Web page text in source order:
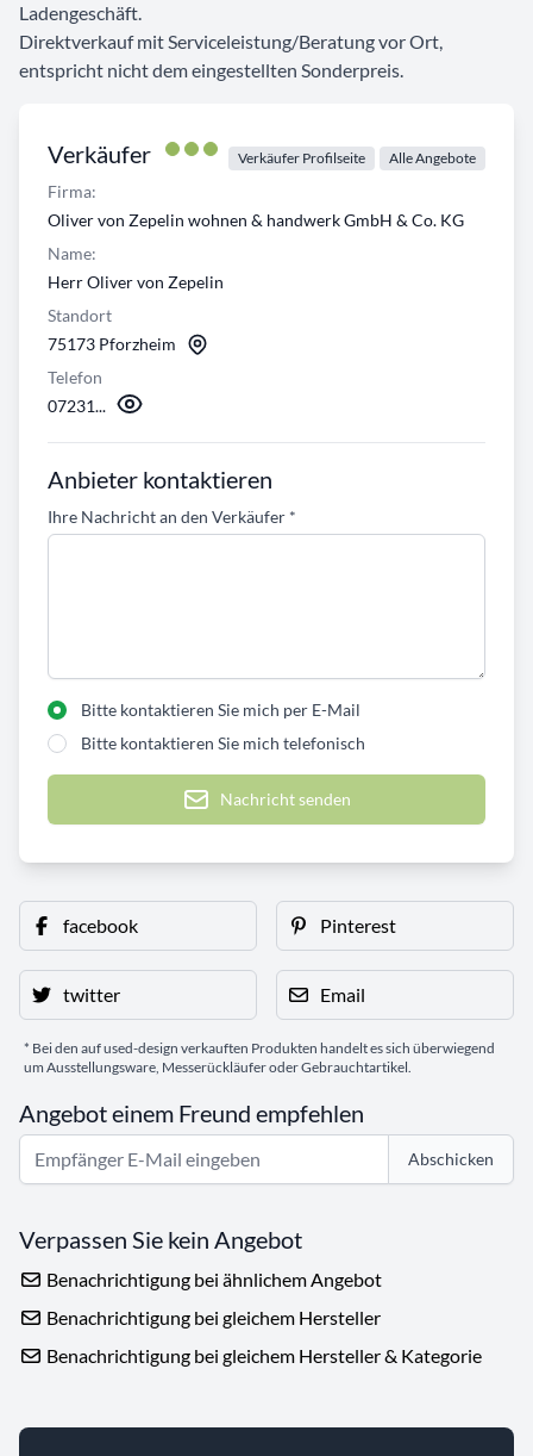
Verkäufer Verkäufer Profilseite Alle Angebote
Firma:
Oliver von Zepelin wohnen & handwerk GmbH & Co. KG
Name:
Herr Oliver von Zepelin
Standort
75173 Pforzheim
Telefon
07231...
Anbieter kontaktieren
Ihre Nachricht an den Verkäufer *
Bitte kontaktieren Sie mich per E-Mail
Bitte kontaktieren Sie mich telefonisch
Nachricht senden
Ladengeschäft.
Direktverkauf mit Serviceleistung/Beratung vor Ort,
entspricht nicht dem eingestellten Sonderpreis.
facebook Pinterest
twitter Email
* Bei den auf used-design verkauften Produkten handelt es sich überwiegend
um Ausstellungsware, Messerückläufer oder Gebrauchtartikel.
Angebot einem Freund empfehlen
Abschicken
Verpassen Sie kein Angebot
Benachrichtigung bei ähnlichem Angebot
Benachrichtigung bei gleichem Hersteller
Benachrichtigung bei gleichem Hersteller & Kategorie